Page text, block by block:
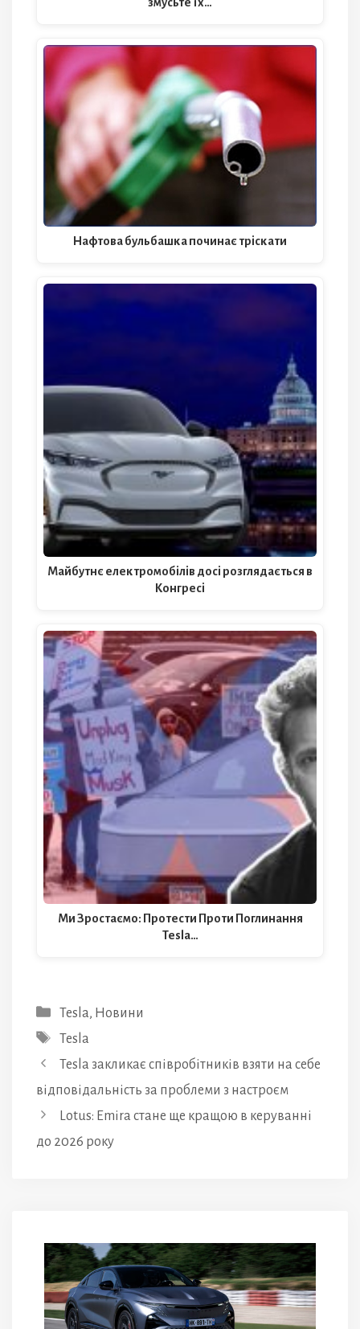
Нафтова бульбашка починає тріскати
Майбутнє електромобілів досі розглядається в
Конгресі
Ми Зростаємо: Протести Проти Поглинання
Tesla…
Категорії
Tesla, Новини
Позначки
Tesla
Tesla закликає співробітників взяти на себе
відповідальність за проблеми з настроєм
Lotus: Emira стане ще кращою в керуванні
до 2026 року